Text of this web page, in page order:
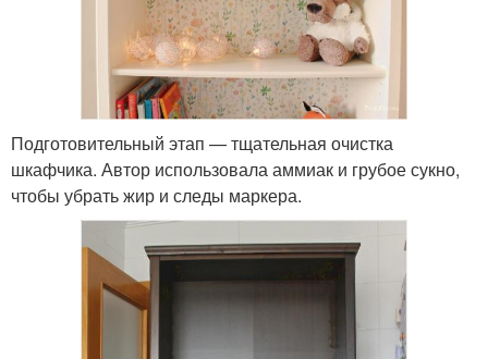
Подготовительный этап — тщательная очистка
шкафчика. Автор использовала аммиак и грубое сукно,
чтобы убрать жир и следы маркера.